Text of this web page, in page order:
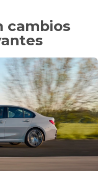
cambios